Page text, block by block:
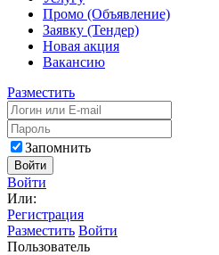
Промо (Объявление)
Заявку (Тендер)
Новая акция
Вакансию
Разместить
Запомнить
Войти
Войти
Или:
Регистрация
Разместить Войти
Пользователь